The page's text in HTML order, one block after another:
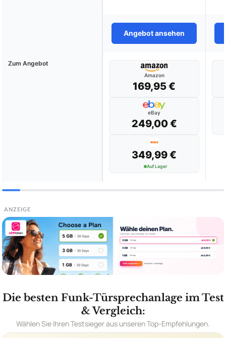
Angebot ansehen
Zum Angebot
Amazon
169,95 €
eBay
249,00 €
349,99 €
Auf Lager
ANZEIGE
Die besten Funk-Türsprechanlage im Test
& Vergleich:
Wählen Sie Ihren Testsieger aus unseren Top-Empfehlungen.